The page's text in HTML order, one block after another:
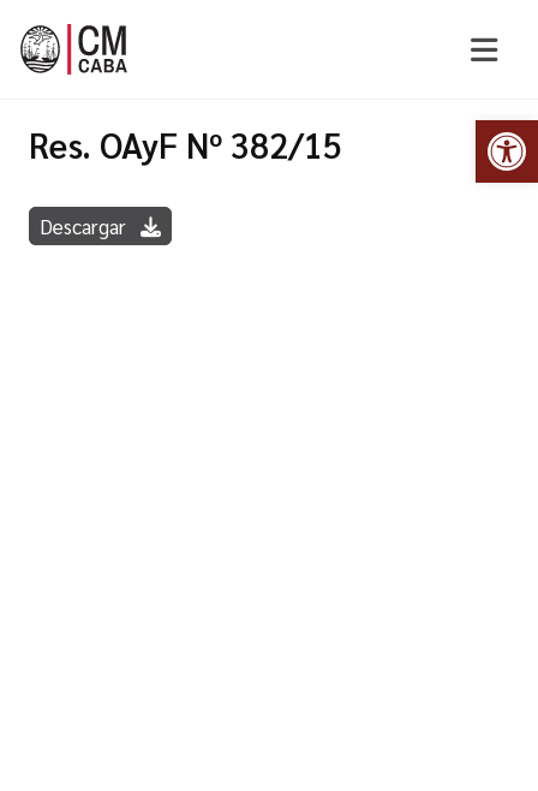
Res. OAyF Nº 382/15
Descargar